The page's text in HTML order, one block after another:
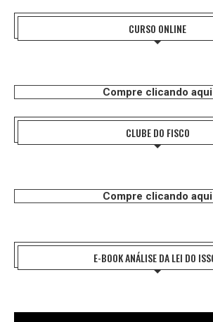
CURSO ONLINE
Compre clicando aqui
CLUBE DO FISCO
Compre clicando aqui
E-BOOK ANÁLISE DA LEI DO